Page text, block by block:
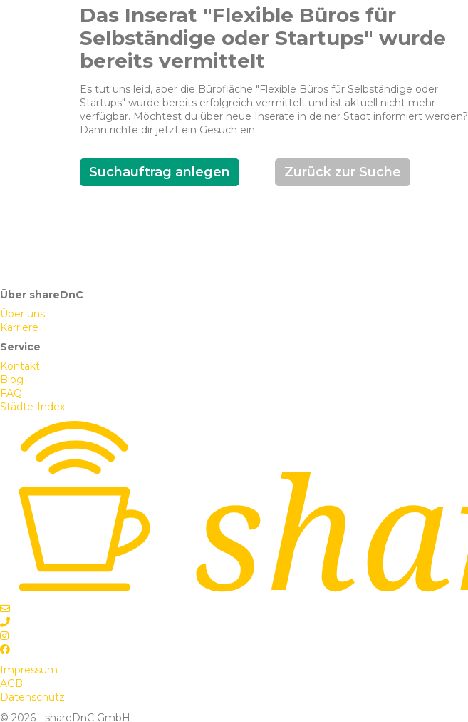
Das Inserat "Flexible Büros für
Selbständige oder Startups" wurde
bereits vermittelt
Es tut uns leid, aber die Bürofläche "Flexible Büros für Selbständige oder
Startups" wurde bereits erfolgreich vermittelt und ist aktuell nicht mehr
verfügbar. Möchtest du über neue Inserate in deiner Stadt informiert werden?
Dann richte dir jetzt ein Gesuch ein.
Suchauftrag anlegen Zurück zur Suche
Über shareDnC
Über uns
Karriere
Service
Kontakt
Blog
FAQ
Städte-Index
Impressum
AGB
Datenschutz
© 2026 - shareDnC GmbH